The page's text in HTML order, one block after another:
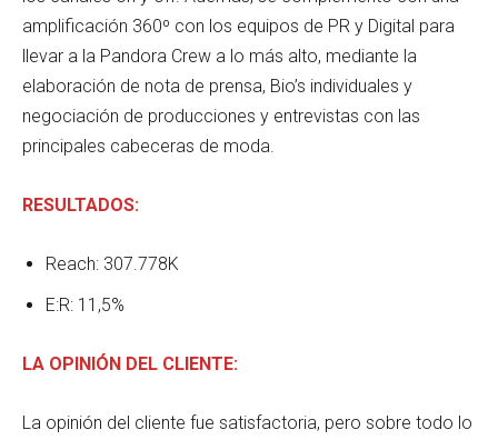
amplificación 360º con los equipos de PR y Digital para
llevar a la Pandora Crew a lo más alto, mediante la
elaboración de nota de prensa, Bio’s individuales y
negociación de producciones y entrevistas con las
principales cabeceras de moda.
RESULTADOS:
Reach: 307.778K
E:R: 11,5%
LA OPINIÓN DEL CLIENTE:
La opinión del cliente fue satisfactoria, pero sobre todo lo